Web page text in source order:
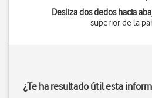
Desliza dos dedos hacia
superior de la
¿Te ha resultado útil esta